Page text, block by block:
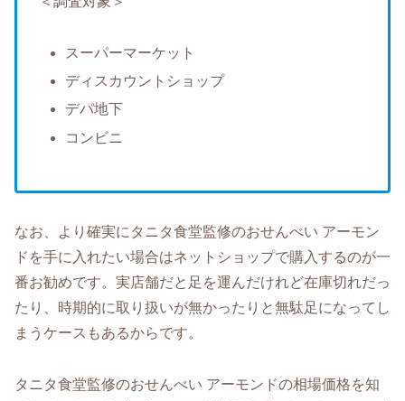
スーパーマーケット
ディスカウントショップ
デパ地下
コンビニ
なお、より確実にタニタ食堂監修のおせんべい アーモン
ドを手に入れたい場合はネットショップで購入するのが一
番お勧めです。実店舗だと足を運んだけれど在庫切れだっ
たり、時期的に取り扱いが無かったりと無駄足になってし
まうケースもあるからです。
タニタ食堂監修のおせんべい アーモンドの相場価格を知